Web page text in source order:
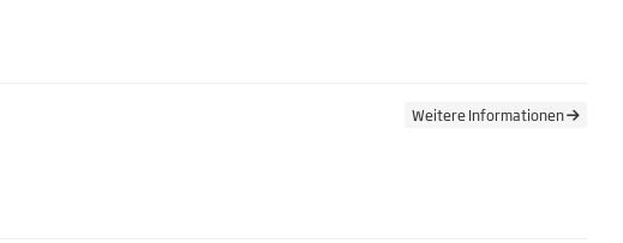
Weitere Informationen